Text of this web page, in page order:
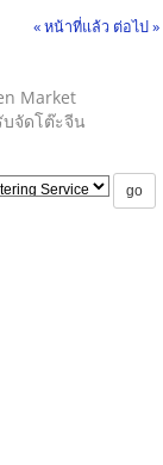
« หน้าที่แล้ว ต่อไป »
Market
บจัดโต๊ะจีน